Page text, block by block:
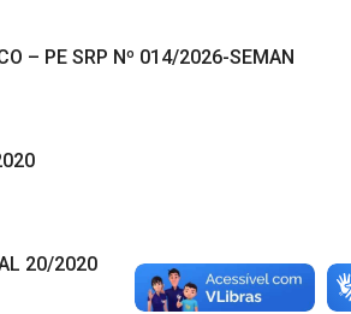
– PE SRP Nº 014/2026-SEMAN
20/2020